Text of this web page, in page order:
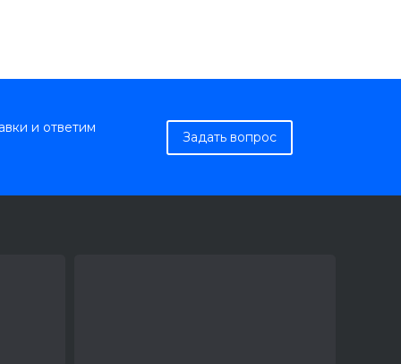
и ответим
Задать вопрос